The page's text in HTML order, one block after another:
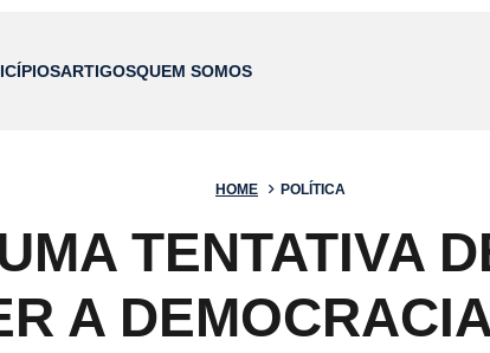
ARTIGOSQUEM SOMOS
HOME POLÍTICA
TENTATIVA
A